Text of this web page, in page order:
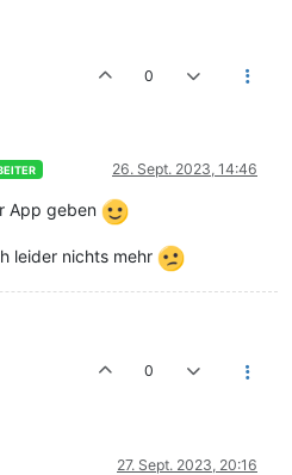
0
26. Sept. 2023, 14:46
App geben
leider nichts mehr
0
27. Sept. 2023, 20:16